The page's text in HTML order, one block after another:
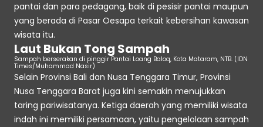
pantai dan para pedagang, baik di pesisir pantai maupun
yang berada di Pasar Oesapa terkait kebersihan kawasan
wisata itu.
Laut Bukan Tong Sampah
Sampah berserakan di pinggir Pantai Loang Baloq, Kota Mataram, NTB. (IDN
Times/Muhammad Nasir)
Selain Provinsi Bali dan Nusa Tenggara Timur, Provinsi
Nusa Tenggara Barat juga kini semakin menujukkan
taring pariwisatanya. Ketiga daerah yang memiliki wisata
indah ini memiliki persamaan, yaitu pengelolaan sampah